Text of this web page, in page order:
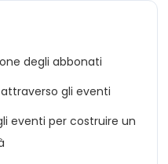
degli abbonati
gli eventi
eventi per costruire un